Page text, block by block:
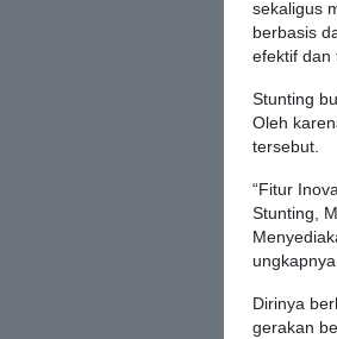
sekaligus
berbasis
efektif dan
Stunting
Oleh
tersebut.
“Fitur
Stunting,
ungkapnya
Dirinya
gerakan